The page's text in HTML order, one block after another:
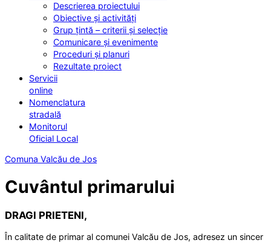
Descrierea proiectului
Obiective și activități
Grup țintă – criterii și selecție
Comunicare și evenimente
Proceduri și planuri
Rezultate proiect
Servicii
online
Nomenclatura
stradală
Monitorul
Oficial Local
Comuna Valcău de Jos
Cuvântul primarului
DRAGI PRIETENI,
În calitate de primar al comunei Valcău de Jos, adresez un sincer